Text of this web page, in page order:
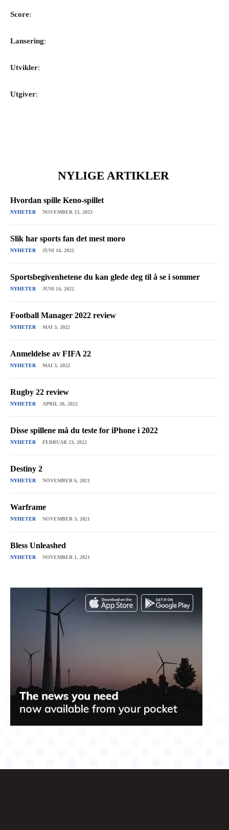
Score:
Lansering:
Utvikler:
Utgiver:
NYLIGE ARTIKLER
Hvordan spille Keno-spillet
NYHETER NOVEMBER 13, 2023
Slik har sports fan det mest moro
NYHETER JUNI 14, 2022
Sportsbegivenhetene du kan glede deg til å se i sommer
NYHETER JUNI 14, 2022
Football Manager 2022 review
NYHETER MAI 3, 2022
Anmeldelse av FIFA 22
NYHETER MAI 3, 2022
Rugby 22 review
NYHETER APRIL 28, 2022
Disse spillene må du teste for iPhone i 2022
NYHETER FEBRUAR 23, 2022
Destiny 2
NYHETER NOVEMBER 6, 2021
Warframe
NYHETER NOVEMBER 3, 2021
Bless Unleashed
NYHETER NOVEMBER 1, 2021